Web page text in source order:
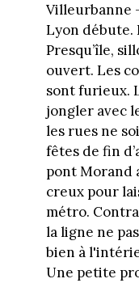
Villeurbanne
Lyon débute.
Presqu’île,
ouvert. Les
sont furieux.
jongler avec
les rues ne
fêtes de fin
pont Morand
creux pour
métro.
la ligne ne
bien à
Une petite